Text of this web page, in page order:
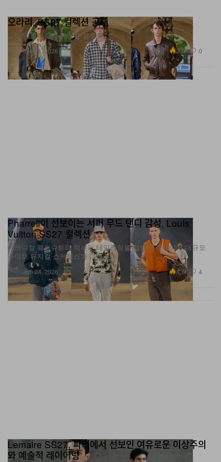
패션
오라리, SS27 컬렉션 공개
따듯한 컬러감과 유려한 실루엣.
Jun 24, 2026 2.5K 0
패션
Pharrell이 선보이는 서퍼 무드 댄디 감성, Louis
Vuitton SS27 컬렉션
테크니컬 웨트슈트와 럭셔리 테일러링을 결합한 런웨이에 대규모
라이브·뮤지컬 쇼케이스가 더해졌다.
Jun 24, 2026 4.7K 4
Lemaire SS27, 파리에서 선보인 여유로운 이상주의
와 예술적 레이어링